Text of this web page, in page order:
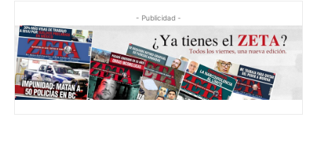
- Publicidad -